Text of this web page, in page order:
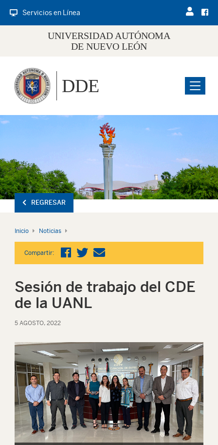
Servicios en Línea
UNIVERSIDAD AUTÓNOMA
DE NUEVO LEÓN
Menu
DDE
REGRESAR
Inicio Noticias
Compartir:
Sesión de trabajo del CDE
de la UANL
5 AGOSTO, 2022